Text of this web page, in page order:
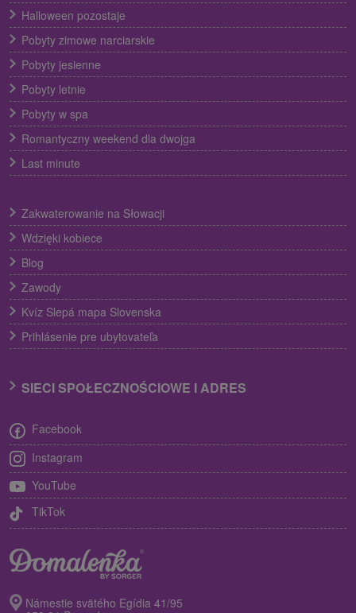
Halloween pozostaje
Pobyty zimowe narciarskie
Pobyty jesienne
Pobyty letnie
Pobyty w spa
Romantyczny weekend dla dwojga
Last minute
Zakwaterowanie na Słowacji
Wdzięki kobiece
Blog
Zawody
Kvíz Slepá mapa Slovenska
Prihlásenie pre ubytovateľa
SIECI SPOŁECZNOŚCIOWE I ADRES
Facebook
Instagram
YouTube
TikTok
Námestie svätého Egídia 41/95